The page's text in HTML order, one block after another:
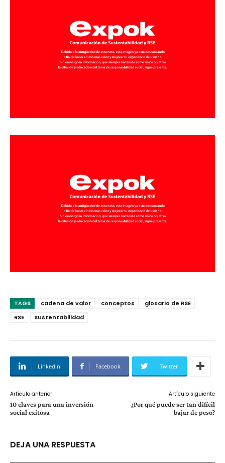
TAGS cadena de valor conceptos
glosario de RSE
RSE
Sustentabilidad
Linkedin Facebook Twitter
Artículo anterior
10 claves para una inversión
social exitosa
Artículo siguiente
¿Por qué puede ser tan difícil
bajar de peso?
DEJA UNA RESPUESTA